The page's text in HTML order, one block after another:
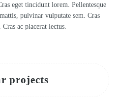
eget tincidunt lorem. Pellentesque
pulvinar vulputate sem. Cras
ac placerat lectus.
projects